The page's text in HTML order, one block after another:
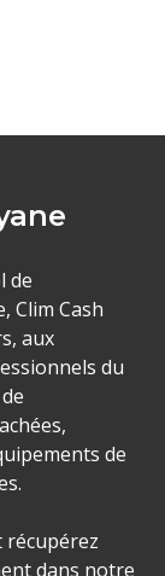
de
Clim Cash
aux
du
de
récupérez
dans notre